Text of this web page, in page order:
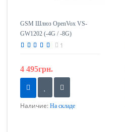
GSM Шлюз OpenVox VS-
GW1202 (-4G / -8G)
1
4 495грн.
Наличие: На складе